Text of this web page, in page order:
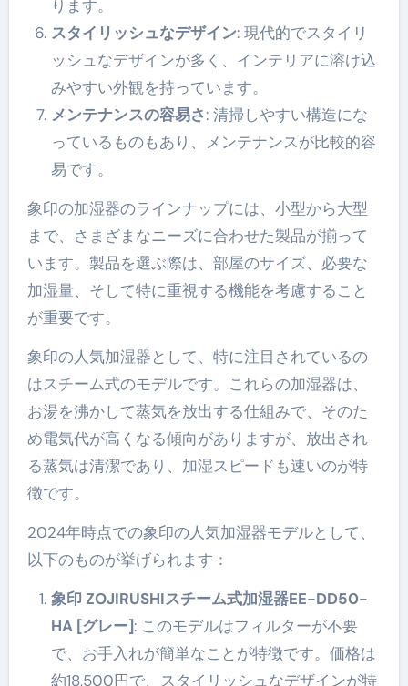
ります。
スタイリッシュなデザイン: 現代的でスタイリ
ッシュなデザインが多く、インテリアに溶け込
みやすい外観を持っています。
メンテナンスの容易さ: 清掃しやすい構造にな
っているものもあり、メンテナンスが比較的容
易です。
象印の加湿器のラインナップには、小型から大型
まで、さまざまなニーズに合わせた製品が揃って
います。製品を選ぶ際は、部屋のサイズ、必要な
加湿量、そして特に重視する機能を考慮すること
が重要です。
象印の人気加湿器として、特に注目されているの
はスチーム式のモデルです。これらの加湿器は、
お湯を沸かして蒸気を放出する仕組みで、そのた
め電気代が高くなる傾向がありますが、放出され
る蒸気は清潔であり、加湿スピードも速いのが特
徴です。
2024年時点での象印の人気加湿器モデルとして、
以下のものが挙げられます：
象印 ZOJIRUSHIスチーム式加湿器EE-DD50-
HA [グレー]: このモデルはフィルターが不要
で、お手入れが簡単なことが特徴です。価格は
約18,500円で、スタイリッシュなデザインが特